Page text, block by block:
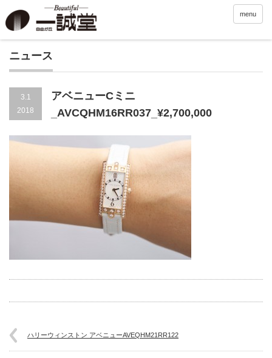
menu
ニュース
3.1
2018
アベニューCミニ
_AVCQHM16RR037_¥2,700,000
ハリーウィンストン アベニューAVEQHM21RR122